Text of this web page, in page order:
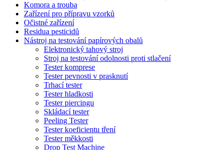
Komora a trouba
Zařízení pro přípravu vzorků
Očistné zařízení
Residua pesticidů
Nástroj na testování papírových obalů
Elektronický tahový stroj
Stroj na testování odolnosti proti stlačení
Tester komprese
Tester pevnosti v prasknutí
Trhací tester
Tester hladkosti
Tester piercingu
Skládací tester
Peeling Tester
Tester koeficientu tření
Tester měkkosti
Drop Test Machine